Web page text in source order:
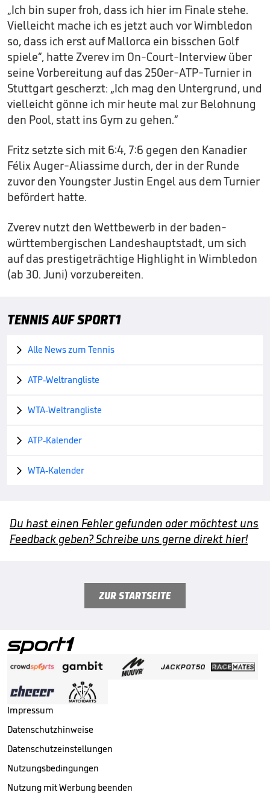
„Ich bin super froh, dass ich hier im Finale stehe.
Vielleicht mache ich es jetzt auch vor Wimbledon
so, dass ich erst auf Mallorca ein bisschen Golf
spiele“, hatte Zverev im On-Court-Interview über
seine Vorbereitung auf das 250er-ATP-Turnier in
Stuttgart gescherzt: „Ich mag den Untergrund, und
vielleicht gönne ich mir heute mal zur Belohnung
den Pool, statt ins Gym zu gehen.“
Fritz setzte sich mit 6:4, 7:6 gegen den Kanadier
Félix Auger-Aliassime durch, der in der Runde
zuvor den Youngster Justin Engel aus dem Turnier
befördert hatte.
Zverev nutzt den Wettbewerb in der baden-
württembergischen Landeshauptstadt, um sich
auf das prestigeträchtige Highlight in Wimbledon
(ab 30. Juni) vorzubereiten.
TENNIS AUF SPORT1
 Alle News zum Tennis
 ATP-Weltrangliste
 WTA-Weltrangliste
 ATP-Kalender
 WTA-Kalender
Du hast einen Fehler gefunden oder möchtest uns
Feedback geben? Schreibe uns gerne direkt hier!
ZUR STARTSEITE
Impressum
Datenschutzhinweise
Datenschutzeinstellungen
Nutzungsbedingungen
Nutzung mit Werbung beenden